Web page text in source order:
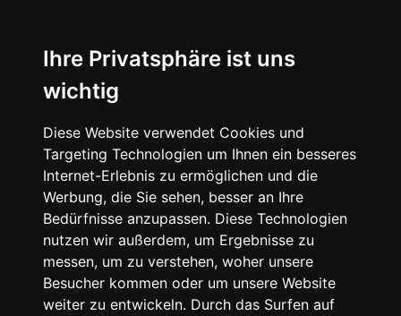
Ihre Privatsphäre ist uns
wichtig
Diese Website verwendet Cookies und
Targeting Technologien um Ihnen ein besseres
Internet-Erlebnis zu ermöglichen und die
Werbung, die Sie sehen, besser an Ihre
Bedürfnisse anzupassen. Diese Technologien
nutzen wir außerdem, um Ergebnisse zu
messen, um zu verstehen, woher unsere
Besucher kommen oder um unsere Website
weiter zu entwickeln. Durch das Surfen auf